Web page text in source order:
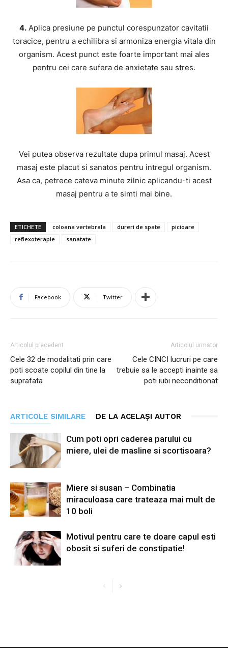
4. Aplica presiune pe punctul corespunzator cavitatii
toracice, pentru a echilibra si armoniza energia vitala din
organism. Acest punct este foarte important mai ales
pentru cei care sufera de anxietate sau stres.
Vei putea observa rezultate dupa primul masaj. Acest
masaj este placut si sanatos pentru intregul organism.
Asa ca, petrece cateva minute zilnic aplicandu-ti acest
masaj pentru a te simti mai bine.
ETICHETE coloana vertebrala dureri de spate
picioare
reflexoterapie
sanatate
Facebook Twitter
Articolul precedent
Cele 32 de modalitati prin care
poti scoate copilul din tine la
suprafata
Articolul următor
Cele CINCI lucruri pe care
trebuie sa le accepti inainte sa
poti iubi neconditionat
ARTICOLE SIMILARE DE LA ACELAȘI AUTOR
Cum poti opri caderea parului cu
miere, ulei de masline si scortisoara?
Miere si susan – Combinatia
miraculoasa care trateaza mai mult de
10 boli
Motivul pentru care te doare capul esti
obosit si suferi de constipatie!